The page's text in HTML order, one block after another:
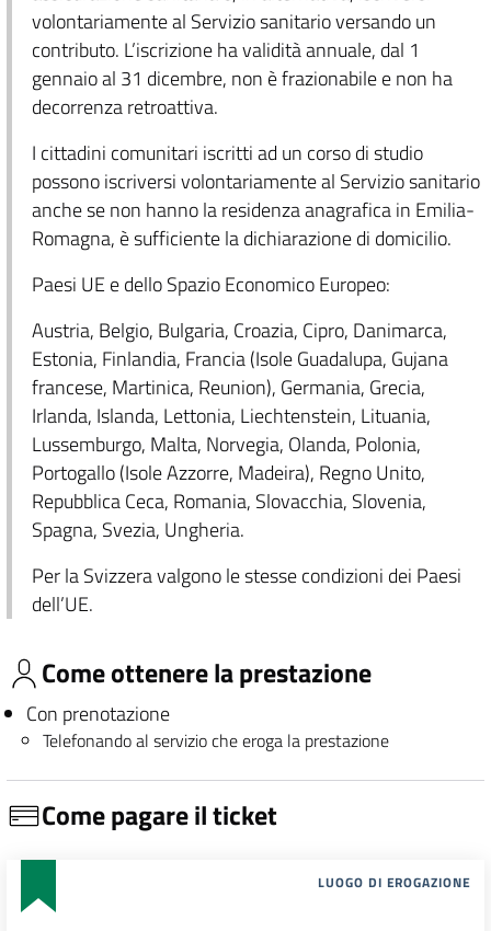
volontariamente al Servizio sanitario versando un
contributo. L’iscrizione ha validità annuale, dal 1
gennaio al 31 dicembre, non è frazionabile e non ha
decorrenza retroattiva.
I cittadini comunitari iscritti ad un corso di studio
possono iscriversi volontariamente al Servizio sanitario
anche se non hanno la residenza anagrafica in Emilia-
Romagna, è sufficiente la dichiarazione di domicilio.
Paesi UE e dello Spazio Economico Europeo:
Austria, Belgio, Bulgaria, Croazia, Cipro, Danimarca,
Estonia, Finlandia, Francia (Isole Guadalupa, Gujana
francese, Martinica, Reunion), Germania, Grecia,
Irlanda, Islanda, Lettonia, Liechtenstein, Lituania,
Lussemburgo, Malta, Norvegia, Olanda, Polonia,
Portogallo (Isole Azzorre, Madeira), Regno Unito,
Repubblica Ceca, Romania, Slovacchia, Slovenia,
Spagna, Svezia, Ungheria.
Per la Svizzera valgono le stesse condizioni dei Paesi
dell’UE.
Come ottenere la prestazione
Con prenotazione
Telefonando al servizio che eroga la prestazione
Come pagare il ticket
LUOGO DI EROGAZIONE